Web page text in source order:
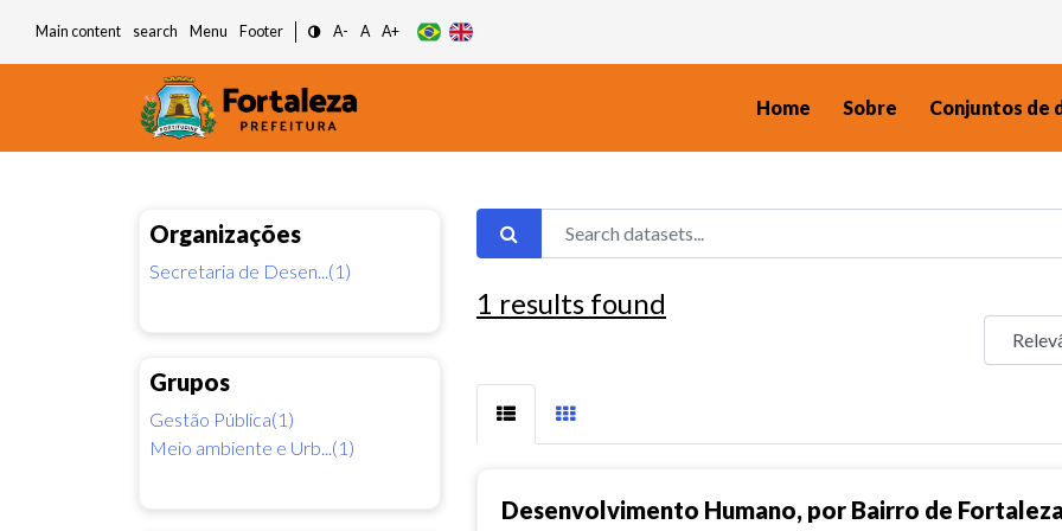
Main content search Menu Footer A- A A+
Home Sobre Conjuntos de
Organizações
Secretaria de Desen...(1)
Grupos
Gestão Pública(1)
Meio ambiente e Urb...(1)
1 results found
Desenvolvimento Humano, por Bairro de